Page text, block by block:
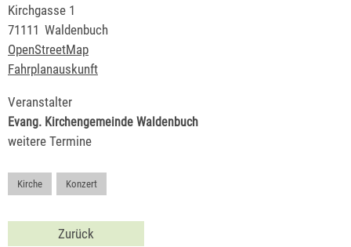
Kirchgasse 1
71111 Waldenbuch
OpenStreetMap
Fahrplanauskunft
Veranstalter
Evang. Kirchengemeinde Waldenbuch
weitere Termine
Kirche Konzert
Zurück